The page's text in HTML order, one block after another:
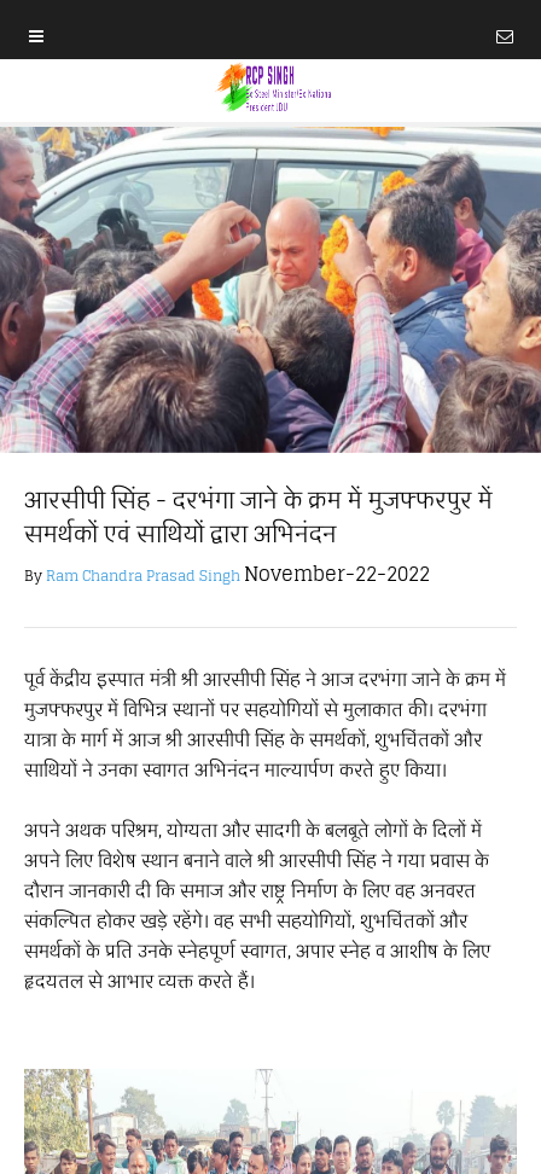
आरसीपी सिंह - दरभंगा जाने के क्रम में मुजफ्फरपुर में
समर्थकों एवं साथियों द्वारा अभिनंदन
ByRam Chandra Prasad SinghNovember-22-2022
पूर्व केंद्रीय इस्पात मंत्री श्री आरसीपी सिंह ने आज दरभंगा जाने के क्रम में
मुजफ्फरपुर में विभिन्न स्थानों पर सहयोगियों से मुलाकात की। दरभंगा
यात्रा के मार्ग में आज श्री आरसीपी सिंह के समर्थकों, शुभचिंतकों और
साथियों ने उनका स्वागत अभिनंदन माल्यार्पण करते हुए किया।
अपने अथक परिश्रम, योग्यता और सादगी के बलबूते लोगों के दिलों में
अपने लिए विशेष स्थान बनाने वाले श्री आरसीपी सिंह ने गया प्रवास के
दौरान जानकारी दी कि समाज और राष्ट्र निर्माण के लिए वह अनवरत
संकल्पित होकर खड़े रहेंगे। वह सभी सहयोगियों, शुभचिंतकों और
समर्थकों के प्रति उनके स्नेहपूर्ण स्वागत, अपार स्नेह व आशीष के लिए
हृदयतल से आभार व्यक्त करते हैं।